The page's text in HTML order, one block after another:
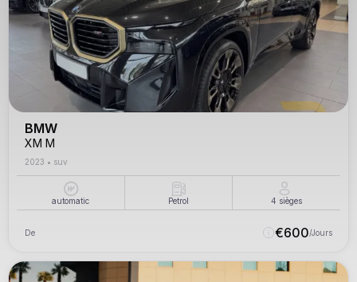
BMW
XM M
2023 • suv
automatic Petrol 4 sièges
De €600/Jours